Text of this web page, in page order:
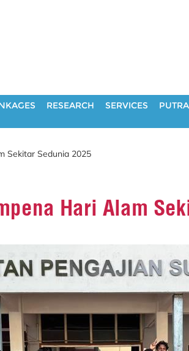
RESEARCH SERVICES
Sekitar Sedunia 2025
Hari Alam